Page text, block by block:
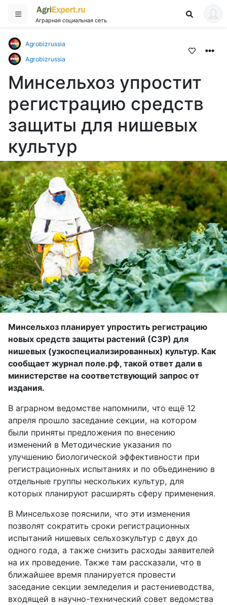
Аграрная социальная сеть
Agrobizrussia
Agrobizrussia
Минсельхоз упростит
регистрацию средств
защиты для нишевых
культур
Минсельхоз планирует упростить регистрацию
новых средств защиты растений (СЗР) для
нишевых (узкоспециализированных) культур. Как
сообщает журнал поле.рф, такой ответ дали в
министерстве на соответствующий запрос от
издания.
В аграрном ведомстве напомнили, что ещё 12
апреля прошло заседание секции, на котором
были приняты предложения по внесению
изменений в Методические указания по
улучшению биологической эффективности при
регистрационных испытаниях и по объединению в
отдельные группы нескольких культур, для
которых планируют расширять сферу применения.
В Минсельхозе пояснили, что эти изменения
позволят сократить сроки регистрационных
испытаний нишевых сельхозкультур с двух до
одного года, а также снизить расходы заявителей
на их проведение. Также там рассказали, что в
ближайшее время планируется провести
заседание секции земледелия и растениеводства,
входящей в научно-технический совет ведомства